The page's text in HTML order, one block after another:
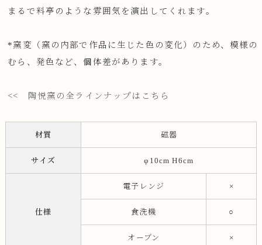
まるで料亭のような雰囲気を演出してくれます。
*窯変（窯の内部で作品に生じた色の変化）のため、模様の
むら、発色など、個体差があります。
<< 陶悦窯の全ラインナップはこちら
材質 磁器
サイズ φ10cm H6cm
仕様
電子レンジ ×
食洗機 ○
オーブン ×